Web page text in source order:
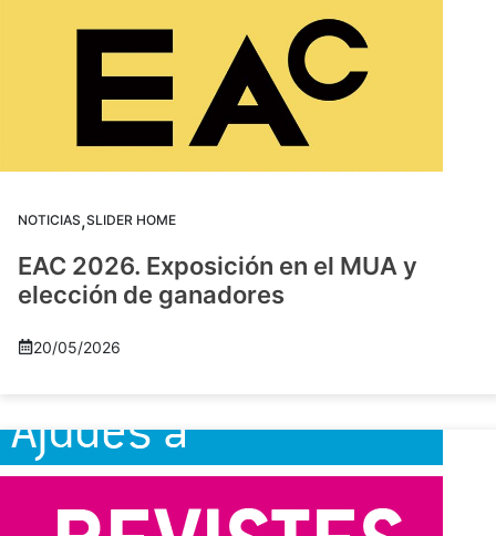
NOTICIAS,SLIDER HOME
EAC 2026. Exposición en el MUA y
elección de ganadores
20/05/2026